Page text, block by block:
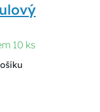
10 ks